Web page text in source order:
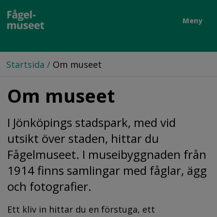
Meny
Startsida / Om museet
Om museet
I Jönköpings stadspark, med vid
utsikt över staden, hittar du
Fågelmuseet. I museibyggnaden från
1914 finns samlingar med fåglar, ägg
och fotografier.
Ett kliv in hittar du en förstuga, ett